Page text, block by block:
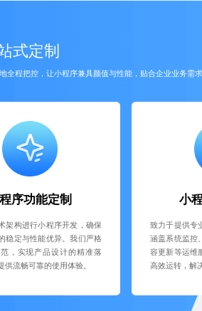
式定制
全程把控，让小程序兼具颜值与性能，贴合企业业务需求
序功能定制
架构进行小程序开发，确保
稳定与性能优异。我们严格
，实现产品设计的精准落
供流畅可靠的使用体验。
小
致力于提供专
涵盖系统监控
容更新等运维
高效运转，解